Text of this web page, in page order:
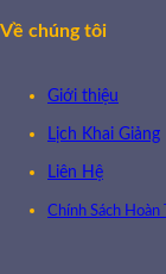
Về chúng tôi
Giới thiệu
Lịch Khai Giảng
Liên Hệ
Chính Sách Hoàn